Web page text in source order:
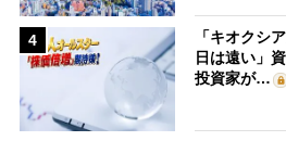
4
「キオクシ
日は遠い」
投資家が…